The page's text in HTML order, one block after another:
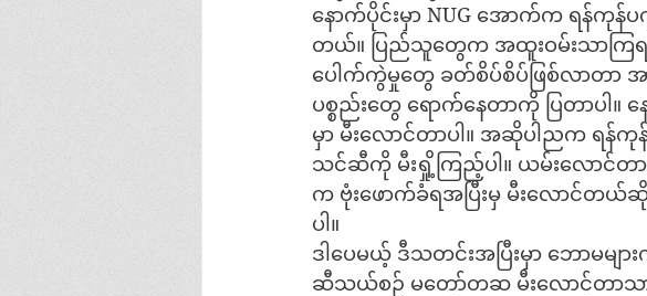
နောက်ပိုင်းမှာ NUG အောက်က ရန်ကု
တယ်။ ပြည်သူတွေက အထူးဝမ်းသာကြရ
ပေါက်ကွဲမှုတွေ ခတ်စိပ်စိပ်ဖြစ်လာတာ အ
ပစ္စည်းတွေ ရောက်နေတာကို ပြတာပါ။
မှာ မီးလောင်တာပါ။ အဆိုပါညက ရန်
သင်ဆီကို မီးရှို့ကြည့်ပါ။ ယမ်းလောင်တ
က ဗုံးဖောက်ခံရအပြီးမှ မီးလောင်
ပါ။
ဒါပေမယ့် ဒီသတင်းအပြီးမှာ ဘောမမ
ဆီသယ်စဉ် မတော်တဆ မီးလောင်တာသာဖ